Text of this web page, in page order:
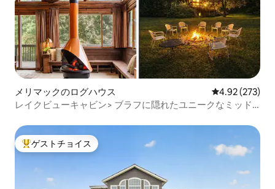
メリマックのログハウス レビュー273
4.92 (273)
レイクビューキャビン> ブラフに隠れたユニークなミッド
大好評のゲストチョイスです。
ゲストチョイス